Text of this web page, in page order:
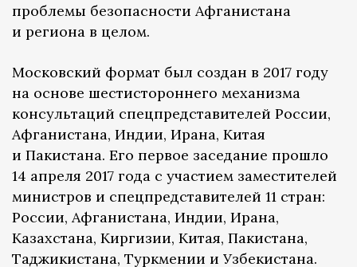
проблемы безопасности Афганистана
и региона в целом.
Московский формат был создан в 2017 году
на основе шестистороннего механизма
консультаций спецпредставителей России,
Афганистана, Индии, Ирана, Китая
и Пакистана. Его первое заседание прошло
14 апреля 2017 года с участием заместителей
министров и спецпредставителей 11 стран:
России, Афганистана, Индии, Ирана,
Казахстана, Киргизии, Китая, Пакистана,
Таджикистана, Туркмении и Узбекистана.